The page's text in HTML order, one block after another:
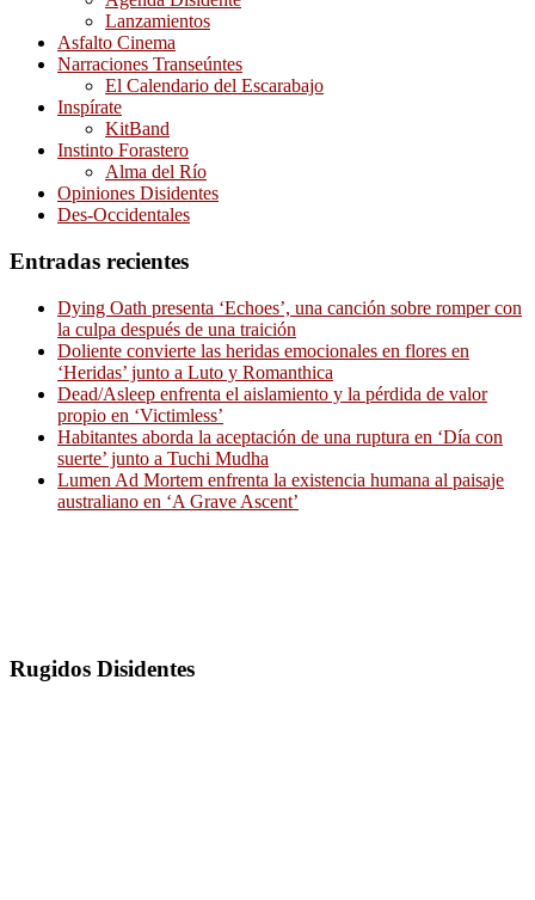
Lanzamientos
Asfalto Cinema
Narraciones Transeúntes
El Calendario del Escarabajo
Inspírate
KitBand
Instinto Forastero
Alma del Río
Opiniones Disidentes
Des-Occidentales
Entradas recientes
Dying Oath presenta ‘Echoes’, una canción sobre romper con
la culpa después de una traición
Doliente convierte las heridas emocionales en flores en
‘Heridas’ junto a Luto y Romanthica
Dead/Asleep enfrenta el aislamiento y la pérdida de valor
propio en ‘Victimless’
Habitantes aborda la aceptación de una ruptura en ‘Día con
suerte’ junto a Tuchi Mudha
Lumen Ad Mortem enfrenta la existencia humana al paisaje
australiano en ‘A Grave Ascent’
Rugidos Disidentes